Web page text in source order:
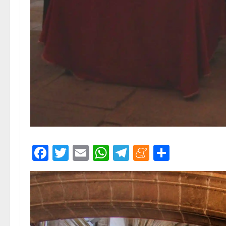
Facebook
Twitter
EmailWhatsApp
Telegram
Meneame